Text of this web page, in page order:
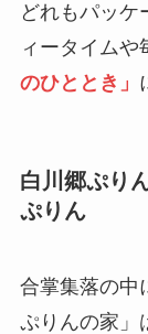
どれもパッケ
ィータイムや
のひととき」
白川郷ぷり
ぷりん
合掌集落の中
ぷりんの家」